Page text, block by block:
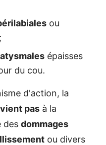
ou
;
épaisses
du cou.
d'action, la
pas à la
des dommages
ou divers